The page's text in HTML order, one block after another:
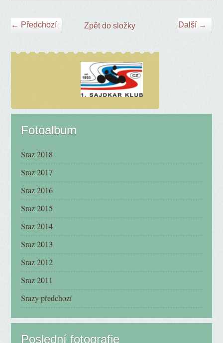
← Předchozí Další →
Zpět do složky
Fotoalbum
Sraz 2018
Sraz 2017
Sraz 2016
Sraz 2015
Sraz 2014
Sraz 2013
Sraz 2012
Sraz 2011
Srazy předchozí
Poslední fotografie